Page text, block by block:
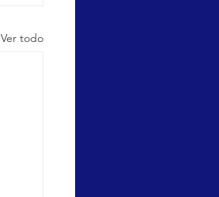
Ver todo